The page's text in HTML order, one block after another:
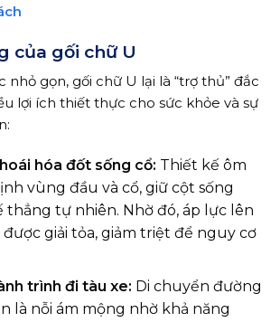
của gối chữ U
gọn, gối chữ U lại là “trợ thủ” đắc
lợi ích thiết thực cho sức khỏe và sự
hóa đốt sống cổ: Thiết kế ôm
vùng đầu và cổ, giữ cột sống
thẳng tự nhiên. Nhờ đó, áp lực lên
giải tỏa, giảm triệt để nguy cơ
trình đi tàu xe: Di chuyển đường
là nỗi ám mộng nhờ khả năng